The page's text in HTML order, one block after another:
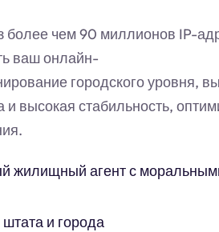
более чем 90 миллионов IP-
ваш онлайн-
городского уровня,
и высокая стабильность,
жилищный агент с
и города